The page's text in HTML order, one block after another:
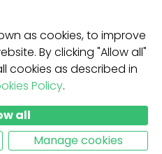
NEWSLETTER -
INVIO
as cookies, to improve
By clicking "Allow all"
cookies as described in
Policy.
all
Manage cookies